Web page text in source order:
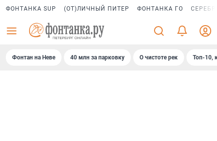
ФОНТАНКА SUP (ОТ)ЛИЧНЫЙ ПИТЕР ФОНТАНКА ГО
Фонтан на Неве 40 млн за парковку О чистоте рек Топ-10,